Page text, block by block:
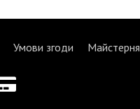
Умови згоди Майстерня